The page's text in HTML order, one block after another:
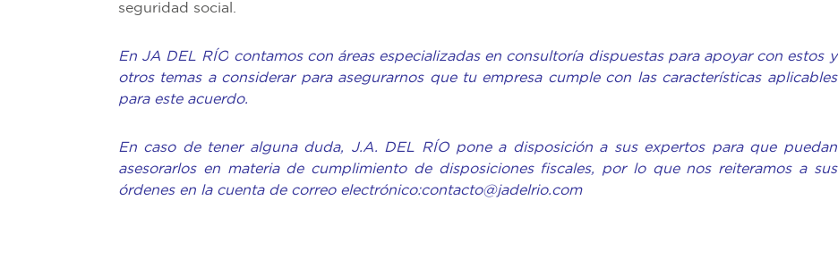
seguridad social.
En JA DEL RÍO contamos con áreas especializadas en consultoría dispuestas para apoyar con estos y
otros temas a considerar para asegurarnos que tu empresa cumple con las características aplicables
para este acuerdo.
En caso de tener alguna duda, J.A. DEL RÍO pone a disposición a sus expertos para que puedan
asesorarlos en materia de cumplimiento de disposiciones fiscales, por lo que nos reiteramos a sus
órdenes en la cuenta de correo electrónico:contacto@jadelrio.com